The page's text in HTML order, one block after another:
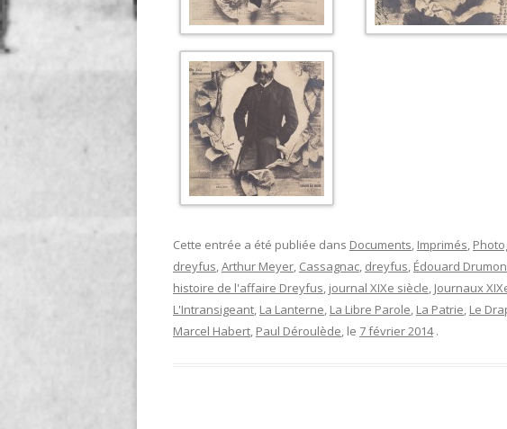
Cette entrée a été publiée dans Documents, Imprimés,
dreyfus,Arthur Meyer, Cassagnac, dreyfus, Édouard
histoire de l'affaire Dreyfus, journal XIXe siècle, Journaux
L'Intransigeant, La Lanterne, La Libre Parole, La Patrie, Le
Marcel Habert, Paul Déroulède, le 7 février 2014 .